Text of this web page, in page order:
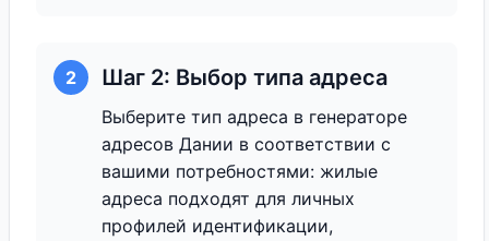
2 Шаг 2: Выбор типа адреса
Выберите тип адреса в генераторе
адресов Дании в соответствии с
вашими потребностями: жилые
адреса подходят для личных
профилей идентификации,